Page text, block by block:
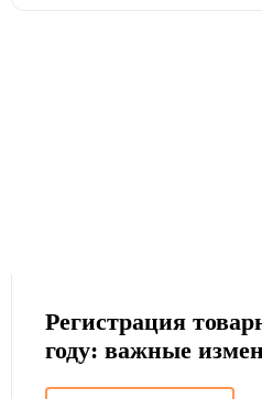
Регистрация
году: важные